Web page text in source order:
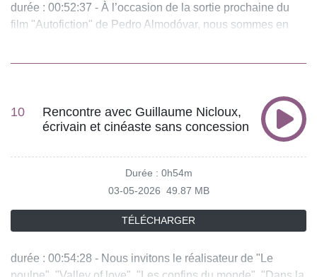
durée : 00:52:37 - À l’occasion de la sortie prochaine du
film "Autofiction" de Pedro Almodóvar, nous sommes en
podcast ? Pour écouter tous les épisodes sans limite,
rendez-vous sur Radio France
10
Rencontre avec Guillaume Nicloux,
écrivain et cinéaste sans concession
Durée : 0h54m
03-05-2026 49.87 MB
TÉLÉCHARGER
durée : 00:54:28 - Nous invitons le réalisateur de "Le